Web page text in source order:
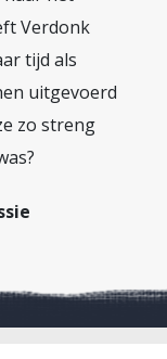
Verdonk
tijd als
uitgevoerd
zo streng